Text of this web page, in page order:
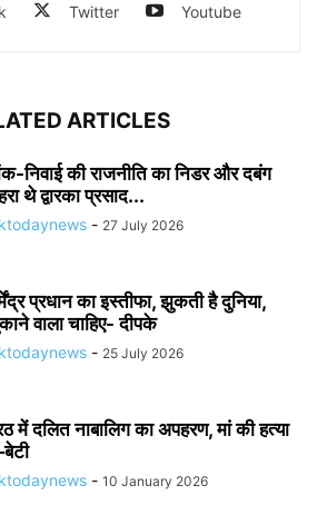
Twitter Youtube
ARTICLES
निवाई की राजनीति का निडर और दबंग
थे द्वारका प्रसाद...
- 27 July 2026
प्रधान का इस्तीफा, झुकती है दुनिया,
वाला चाहिए- दीपके
- 25 July 2026
में दलित नाबालिग का अपहरण, मां की हत्या
- 10 January 2026